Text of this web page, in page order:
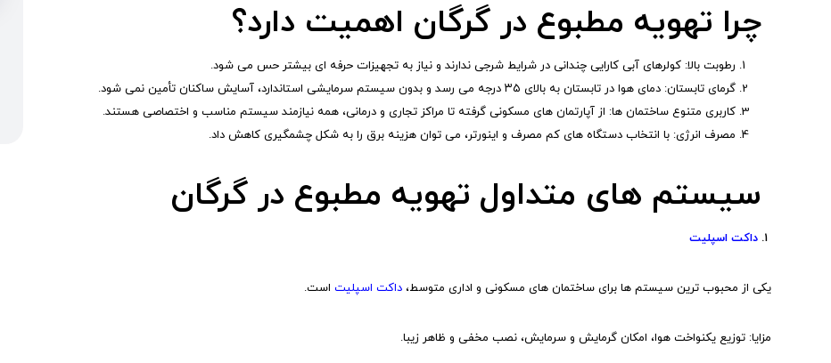
چرا تهویه مطبوع در گرگان اهمیت دارد؟
رطوبت بالا: کولرهای آبی کارایی چندانی در شرایط شرجی ندارند و نیاز به تجهیزات حرفه ای بیشتر حس می شود.
گرمای تابستان: دمای هوا در تابستان به بالای ۳۵ درجه می رسد و بدون سیستم سرمایشی استاندارد، آسایش ساکنان تأمین نمی شود.
کاربری متنوع ساختمان ها: از آپارتمان های مسکونی گرفته تا مراکز تجاری و درمانی، همه نیازمند سیستم مناسب و اختصاصی هستند.
مصرف انرژی: با انتخاب دستگاه های کم مصرف و اینورتر، می توان هزینه برق را به شکل چشمگیری کاهش داد.
سیستم های متداول تهویه مطبوع در گرگان
۱. داکت اسپلیت
یکی از محبوب ترین سیستم ها برای ساختمان های مسکونی و اداری متوسط،داکت اسپلیت است.
مزایا: توزیع یکنواخت هوا، امکان گرمایش و سرمایش، نصب مخفی و ظاهر زیبا.